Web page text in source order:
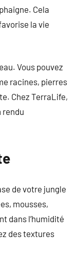
Cela
la vie
Vous pouvez
racines, pierres
Chez TerraLife,
rendu
de votre jungle
mousses,
dans l’humidité
des textures